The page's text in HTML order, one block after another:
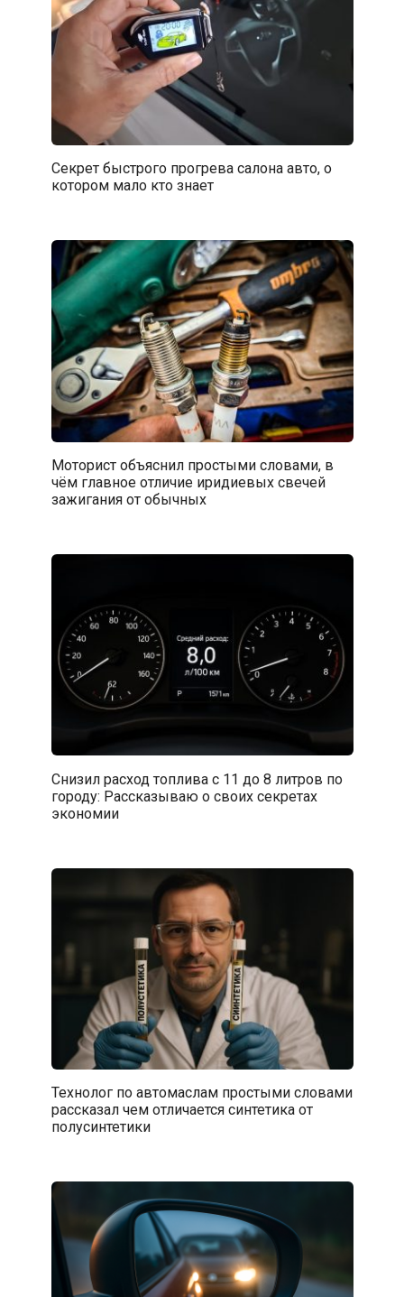
Секрет быстрого прогрева салона авто, о
котором мало кто знает
Моторист объяснил простыми словами, в
чём главное отличие иридиевых свечей
зажигания от обычных
Снизил расход топлива с 11 до 8 литров по
городу: Рассказываю о своих секретах
экономии
Технолог по автомаслам простыми словами
рассказал чем отличается синтетика от
полусинтетики